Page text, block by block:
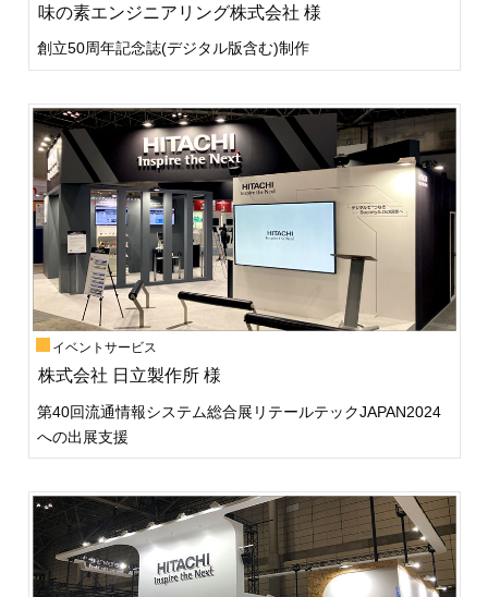
味の素エンジニアリング株式会社 様
創立50周年記念誌(デジタル版含む)制作
イベントサービス
株式会社 日立製作所 様
第40回流通情報システム総合展リテールテックJAPAN2024
への出展支援